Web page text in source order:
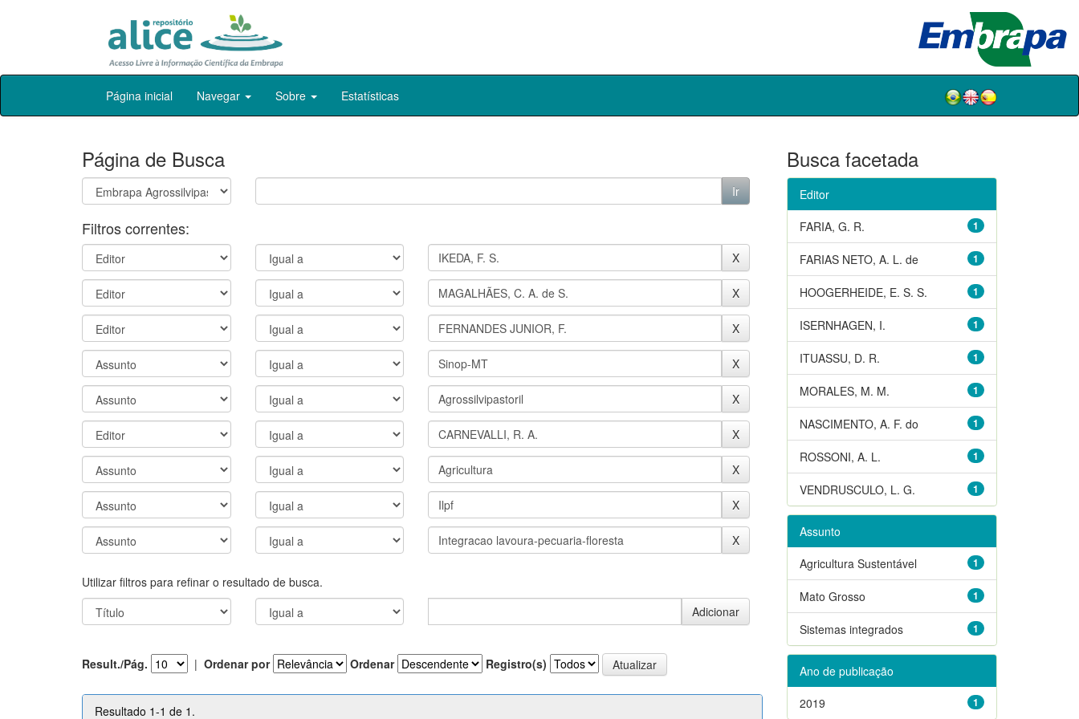
Skip
Página inicial Navegar Sobre Estatísticas
Página de Busca
Filtros correntes:
Utilizar filtros para refinar o resultado de busca.
Result./Pág. | Ordenar por Ordenar Registro(s)
Resultado 1-1 de 1.
Busca facetada
Editor
1
FARIA, G. R.
1
FARIAS NETO, A. L. de
1
HOOGERHEIDE, E. S. S.
1
ISERNHAGEN, I.
1
ITUASSU, D. R.
1
MORALES, M. M.
1
NASCIMENTO, A. F. do
1
ROSSONI, A. L.
1
VENDRUSCULO, L. G.
Assunto
1
Agricultura Sustentável
1
Mato Grosso
1
Sistemas integrados
Ano de publicação
1
2019